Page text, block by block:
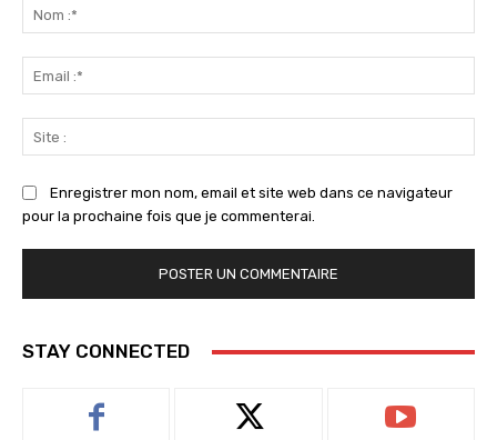
:*
:*
:
Enregistrer mon nom, email et site web dans ce navigateur
pour la prochaine fois que je commenterai.
STAY CONNECTED